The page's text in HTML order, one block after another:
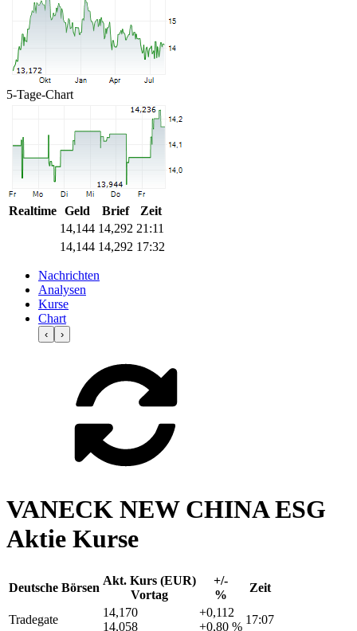
5-Tage-Chart
Realtime Geld Brief
Zeit
14,144 14,292 21:11
14,144 14,292 17:32
Nachrichten
Analysen
Kurse
Chart
‹ ›
VANECK NEW CHINA ESG
Aktie Kurse
Deutsche Börsen
Akt. Kurs (EUR)
Vortag
+/-
%
Zeit
Tradegate
14,170
14,058
+0,112
+0,80 %
17:07